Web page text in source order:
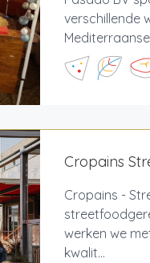
verschillende
Cropains
Cropains -
werken we
kwalit...